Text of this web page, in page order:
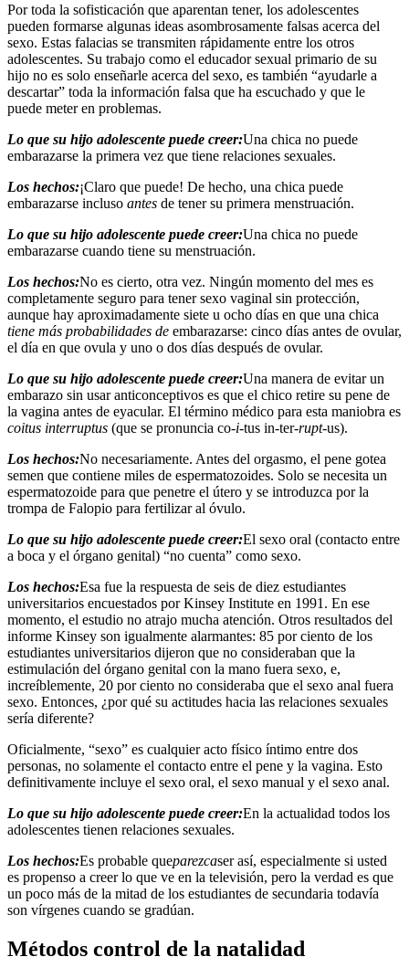
Por toda la sofisticación que aparentan tener, los adolescentes
pueden formarse algunas ideas asombrosamente falsas acerca del
sexo. Estas falacias se transmiten rápidamente entre los otros
adolescentes. Su trabajo como el educador sexual primario de su
hijo no es solo enseñarle acerca del sexo, es también “ayudarle a
descartar” toda la información falsa que ha escuchado y que le
puede meter en problemas.
Lo que su hijo adolescente puede creer:Una chica no puede
embarazarse la primera vez que tiene relaciones sexuales.
Los hechos:¡Claro que puede! De hecho, una chica puede
embarazarse incluso antes de tener su primera menstruación.
Lo que su hijo adolescente puede creer:Una chica no puede
embarazarse cuando tiene su menstruación.
Los hechos:No es cierto, otra vez. Ningún momento del mes es
completamente seguro para tener sexo vaginal sin protección,
aunque hay aproximadamente siete u ocho días en que una chica
tiene más probabilidades de embarazarse: cinco días antes de ovular,
el día en que ovula y uno o dos días después de ovular.
Lo que su hijo adolescente puede creer:Una manera de evitar un
embarazo sin usar anticonceptivos es que el chico retire su pene de
la vagina antes de eyacular. El término médico para esta maniobra es
coitus interruptus (que se pronuncia co-i-tus in-ter-rupt-us).
Los hechos:No necesariamente. Antes del orgasmo, el pene gotea
semen que contiene miles de espermatozoides. Solo se necesita un
espermatozoide para que penetre el útero y se introduzca por la
trompa de Falopio para fertilizar al óvulo.
Lo que su hijo adolescente puede creer:El sexo oral (contacto entre
a boca y el órgano genital) “no cuenta” como sexo.
Los hechos:Esa fue la respuesta de seis de diez estudiantes
universitarios encuestados por Kinsey Institute en 1991. En ese
momento, el estudio no atrajo mucha atención. Otros resultados del
informe Kinsey son igualmente alarmantes: 85 por ciento de los
estudiantes universitarios dijeron que no consideraban que la
estimulación del órgano genital con la mano fuera sexo, e,
increíblemente, 20 por ciento no consideraba que el sexo anal fuera
sexo. Entonces, ¿por qué su actitudes hacia las relaciones sexuales
sería diferente?
Oficialmente, “sexo” es cualquier acto físico íntimo entre dos
personas, no solamente el contacto entre el pene y la vagina. Esto
definitivamente incluye el sexo oral, el sexo manual y el sexo anal.
Lo que su hijo adolescente puede creer:En la actualidad todos los
adolescentes tienen relaciones sexuales.
Los hechos:Es probable queparezcaser así, especialmente si usted
es propenso a creer lo que ve en la televisión, pero la verdad es que
un poco más de la mitad de los estudiantes de secundaria todavía
son vírgenes cuando se gradúan.
Métodos control de la natalidad